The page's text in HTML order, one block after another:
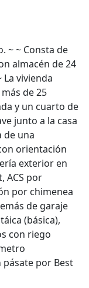
~ ~ Consta de
almacén de 24
vivienda
de 25
y un cuarto de
junto a la casa
de una
orientación
exterior en
ACS por
por chimenea
de garaje
(básica),
con riego
por Best